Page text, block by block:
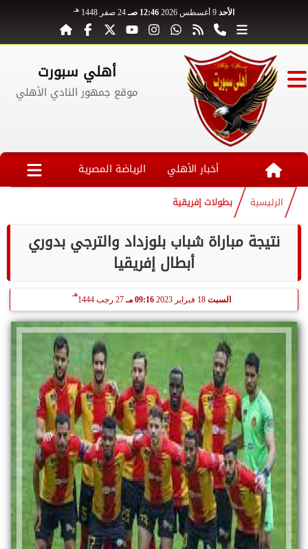
الأحد 12:46 صـ 24 صفر 1448 هـ
أهلي سبورت
موقع جمهور النادي الأهلي
أخبار الأهلي الرياضة المصرية
الرئيسية بطولات إفريقية
نتيجة مباراة شباب بلوزداد والترجي بدوري
أبطال إفريقيا
السبت 18 فبراير 2023 09:16 مـ 27 رجب 1444
هـ